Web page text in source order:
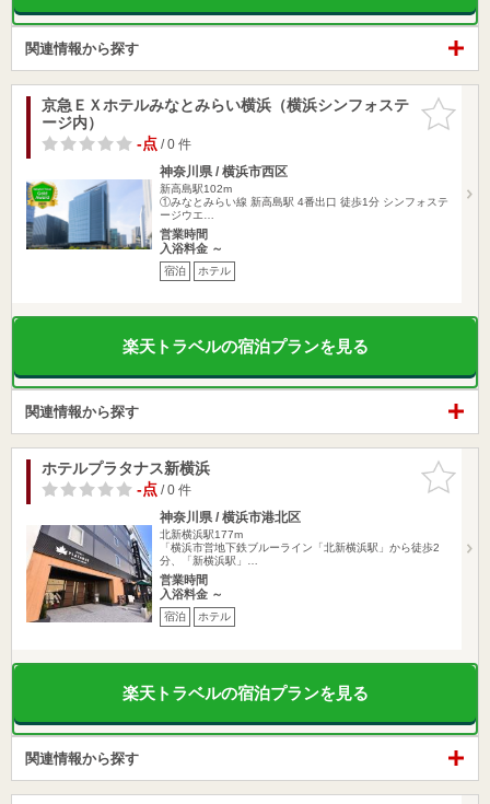
関連情報から探す
お気に入
りに追加
京急ＥＸホテルみなとみらい横浜（横浜シンフォステ
ージ内）
-点/ 0 件
神奈川県 / 横浜市西区
新高島駅102m
①みなとみらい線 新高島駅 4番出口 徒歩1分 シンフォステ
ージウエ…
営業時間
入浴料金 ～
宿泊 ホテル
楽天トラベルの宿泊プランを見る
関連情報から探す
お気に入
りに追加
ホテルプラタナス新横浜
-点/ 0 件
神奈川県 / 横浜市港北区
北新横浜駅177m
「横浜市営地下鉄ブルーライン「北新横浜駅」から徒歩2
分、「新横浜駅」…
営業時間
入浴料金 ～
宿泊 ホテル
楽天トラベルの宿泊プランを見る
関連情報から探す